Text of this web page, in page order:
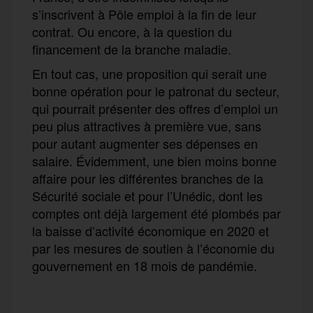
s’inscrivent à Pôle emploi à la fin de leur
contrat. Ou encore, à la question du
financement de la branche maladie.
En tout cas, une proposition qui serait une
bonne opération pour le patronat du secteur,
qui pourrait présenter des offres d’emploi un
peu plus attractives à première vue, sans
pour autant augmenter ses dépenses en
salaire. Évidemment, une bien moins bonne
affaire pour les différentes branches de la
Sécurité sociale et pour l’Unédic, dont les
comptes ont déjà largement été plombés par
la baisse d’activité économique en 2020 et
par les mesures de soutien à l’économie du
gouvernement en 18 mois de pandémie.